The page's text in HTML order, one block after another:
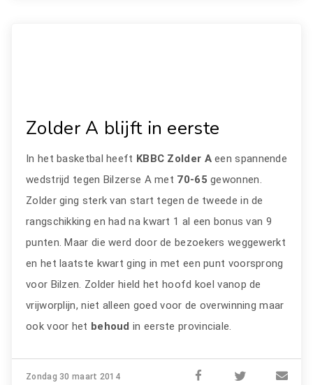
Zolder A blijft in eerste
In het basketbal heeft KBBC Zolder Aeen spannende
wedstrijd tegen Bilzerse A met 70-65gewonnen.
Zolder ging sterk van start tegen de tweede in de
rangschikking en had na kwart 1 al een bonus van 9
punten. Maar die werd door de bezoekers weggewerkt
en het laatste kwart ging in met een punt voorsprong
voor Bilzen. Zolder hield het hoofd koel vanop de
vrijworplijn, niet alleen goed voor de overwinning maar
ook voor het behoudin eerste provinciale.
Zondag 30 maart 2014